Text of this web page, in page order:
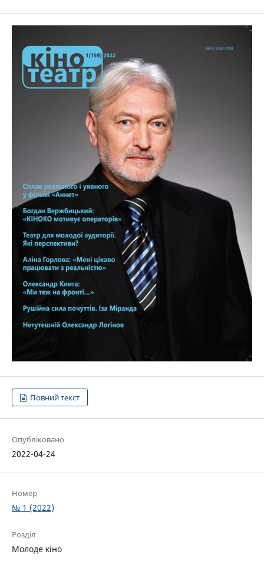
Повний текст
Опубліковано
2022-04-24
Номер
№ 1 (2022)
Розділ
Молоде кіно